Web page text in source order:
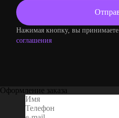
Нажимая кнопку, вы принимаете
соглашения
Оформление заказа